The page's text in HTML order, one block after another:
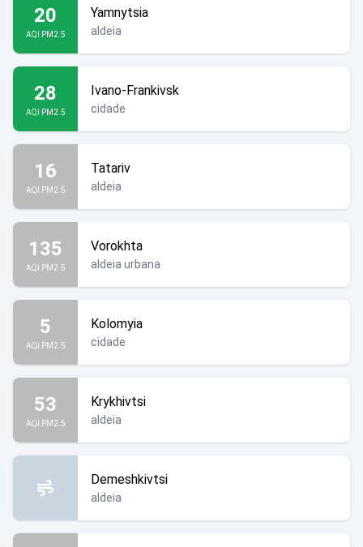
20
AQI PM2.5
Yamnytsia
aldeia
28
AQI PM2.5
Ivano-Frankivsk
cidade
16
AQI PM2.5
Tatariv
aldeia
135
AQI PM2.5
Vorokhta
aldeia urbana
5
AQI PM2.5
Kolomyia
cidade
53
AQI PM2.5
Krykhivtsi
aldeia
Demeshkivtsi
aldeia